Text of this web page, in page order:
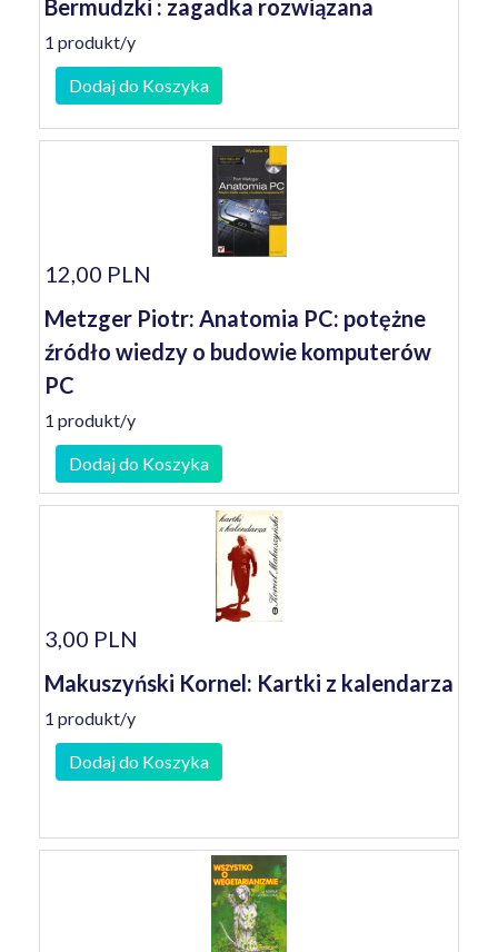
Bermudzki : zagadka rozwiązana
1 produkt/y
Dodaj do Koszyka
12,00 PLN
Metzger Piotr: Anatomia PC: potężne
źródło wiedzy o budowie komputerów
PC
1 produkt/y
Dodaj do Koszyka
3,00 PLN
Makuszyński Kornel: Kartki z kalendarza
1 produkt/y
Dodaj do Koszyka